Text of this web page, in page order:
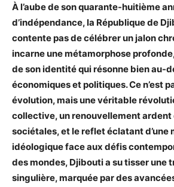
À l’aube de son quarante-huitième
d’indépendance, la République de
contente pas de célébrer un jalon
incarne une métamorphose
de son identité qui résonne bien au-
économiques et politiques. Ce n’est
évolution, mais une véritable
collective, un renouvellement ardent
sociétales, et le reflet éclatant d’une
idéologique face aux défis
des mondes, Djibouti a su tisser une
singulière, marquée par des